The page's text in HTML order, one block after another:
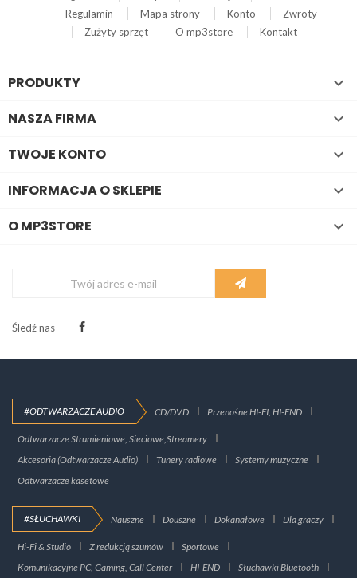
Regulamin
Mapa strony Konto
Zwroty
Zużyty sprzęt
O mp3store Kontakt
PRODUKTY 
NASZA FIRMA 
TWOJE KONTO 
INFORMACJA O SKLEPIE 
O MP3STORE 
Śledź nas
#ODTWARZACZE AUDIO CD/DVD Przenośne HI-FI, HI-END
Odtwarzacze Strumieniowe, Sieciowe,Streamery
Akcesoria (Odtwarzacze Audio)
Tunery radiowe
Systemy muzyczne
Odtwarzacze kasetowe
#SŁUCHAWKI Nauszne Douszne Dokanałowe Dla graczy
Hi-Fi & Studio Z redukcją szumów
Sportowe
Komunikacyjne PC, Gaming, Call Center
HI-END
Słuchawki Bluetooth